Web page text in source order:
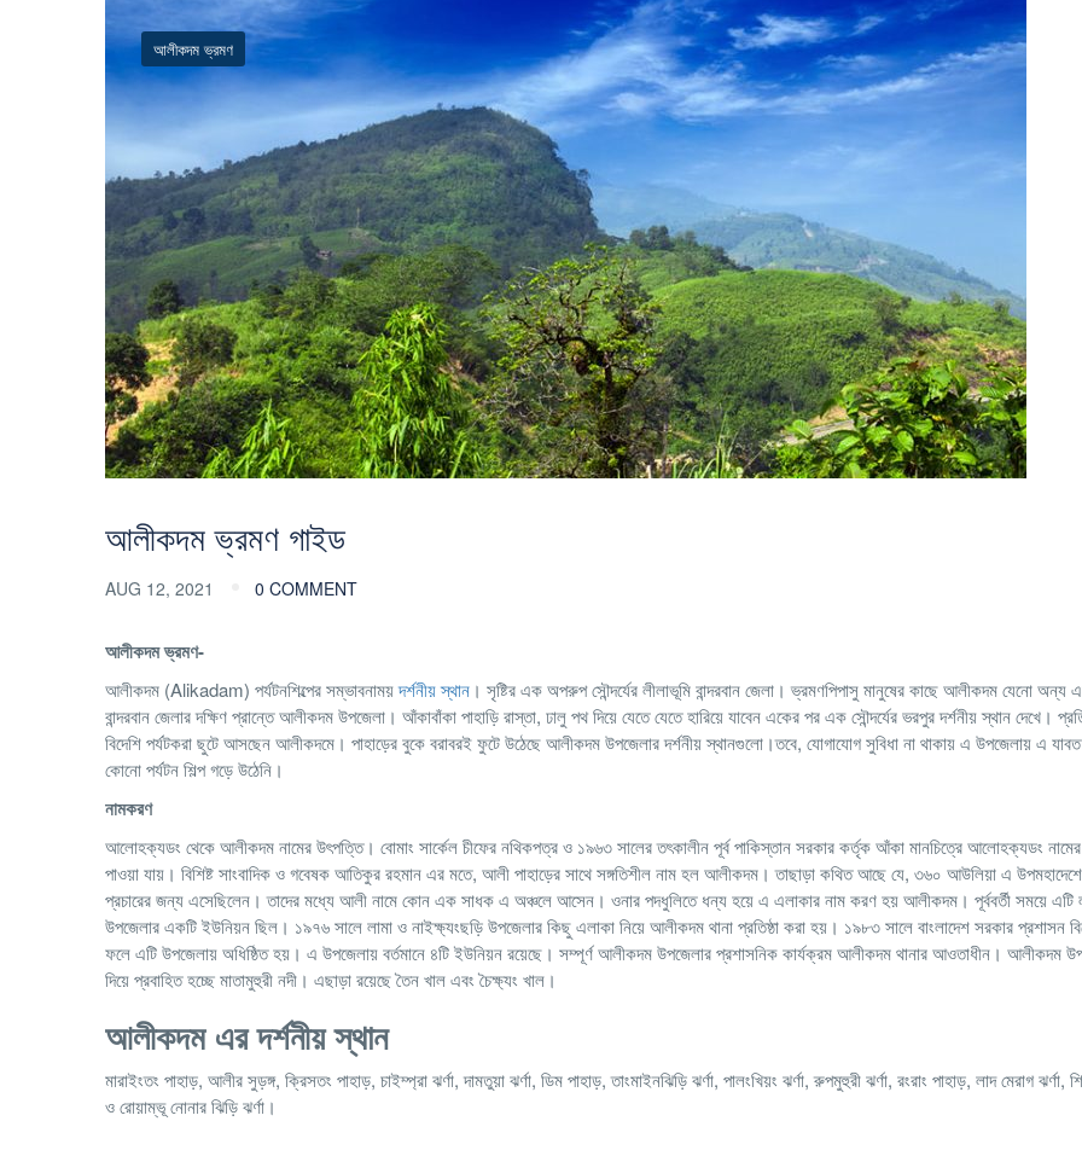
আলীকদম ভ্রমণ
আলীকদম ভ্রমণ গাইড
AUG 12, 2021 0 COMMENT
আলীকদম ভ্রমণ-
আলীকদম (Alikadam) পর্যটনশিল্পের সম্ভাবনাময়দর্শনীয় স্থান । সৃষ্টির এক অপরুপ সৌন্দর্যের লীলাভূমি বান্দরবান জেলা। ভ্রমণপিপাসু মানুষের কাছে আলীকদম যেনো অন্য
বান্দরবান জেলার দক্ষিণ প্রান্তে আলীকদম উপজেলা। আঁকাবাঁকা পাহাড়ি রাস্তা, ঢালু পথ দিয়ে যেতে যেতে হারিয়ে যাবেন একের পর এক সৌন্দর্যের ভরপুর দর্শনীয় স্থান দেখে।
বিদেশি পর্যটকরা ছুটে আসছেন আলীকদমে। পাহাড়ের বুকে বরাবরই ফুটে উঠেছে আলীকদম উপজেলার দর্শনীয় স্থানগুলো।তবে, যোগাযোগ সুবিধা না থাকায় এ উপজেলায় এ
কোনো পর্যটন শিল্প গড়ে উঠেনি।
নামকরণ
আলোহক্যডং থেকে আলীকদম নামের উৎপত্তি। বোমাং সার্কেল চীফের নথিকপত্র ও ১৯৬৩ সালের তৎকালীন পূর্ব পাকিস্তান সরকার কর্তৃক আঁকা মানচিত্রে আলোহক্যডং
পাওয়া যায়। বিশিষ্ট সাংবাদিক ও গবেষক আতিকুর রহমান এর মতে, আলী পাহাড়ের সাথে সঙ্গতিশীল নাম হল আলীকদম। তাছাড়া কথিত আছে যে, ৩৬০ আউলিয়া এ
প্রচারের জন্য এসেছিলেন। তাদের মধ্যে আলী নামে কোন এক সাধক এ অঞ্চলে আসেন। ওনার পদধুলিতে ধন্য হয়ে এ এলাকার নাম করণ হয় আলীকদম। পূর্ববর্তী সময়ে এটি
উপজেলার একটি ইউনিয়ন ছিল। ১৯৭৬ সালে লামা ও নাইক্ষ্যংছড়ি উপজেলার কিছু এলাকা নিয়ে আলীকদম থানা প্রতিষ্ঠা করা হয়। ১৯৮৩ সালে বাংলাদেশ সরকার প্রশাসন
ফলে এটি উপজেলায় অধিষ্ঠিত হয়। এ উপজেলায় বর্তমানে ৪টি ইউনিয়ন রয়েছে। সম্পূর্ণ আলীকদম উপজেলার প্রশাসনিক কার্যক্রম আলীকদম থানার আওতাধীন। আলীকদম
দিয়ে প্রবাহিত হচ্ছে মাতামুহুরী নদী। এছাড়া রয়েছে তৈন খাল এবং চৈক্ষ্যং খাল।
আলীকদম এর দর্শনীয় স্থান
মারাইংতং পাহাড়, আলীর সুড়ঙ্গ, ক্রিসতং পাহাড়, চাইম্প্রা ঝর্ণা, দামতুয়া ঝর্ণা, ডিম পাহাড়, তাংমাইনঝিড়ি ঝর্ণা, পালংখিয়ং ঝর্ণা, রুপমুহুরী ঝর্ণা, রংরাং পাহাড়, লাদ মেরাগ ঝর্ণা,
ও রোয়াম্ভূ নোনার ঝিড়ি ঝর্ণা।